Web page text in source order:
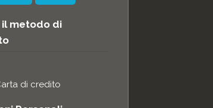
il metodo di
di credito